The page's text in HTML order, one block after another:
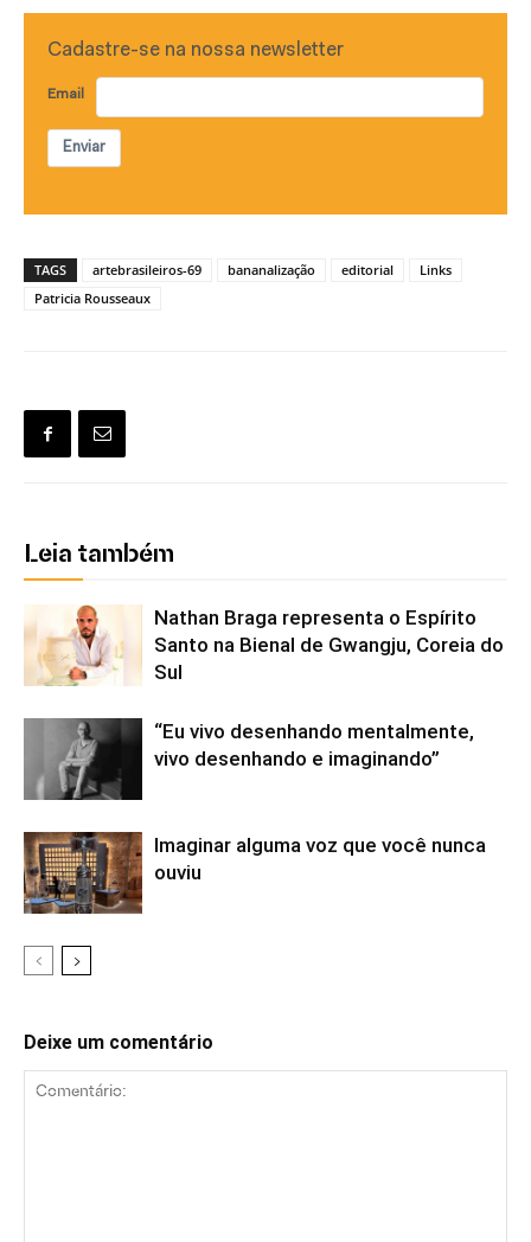
Cadastre-se na nossa newsletter
Email
Enviar
TAGS artebrasileiros-69 bananalização editorial
Links
Patricia Rousseaux
Leia também
Nathan Braga representa o Espírito
Santo na Bienal de Gwangju, Coreia do
Sul
“Eu vivo desenhando mentalmente,
vivo desenhando e imaginando”
Imaginar alguma voz que você nunca
ouviu
Deixe um comentário